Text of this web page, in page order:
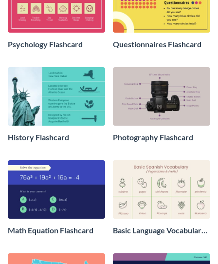
Psychology Flashcard Questionnaires Flashcard
History Flashcard Photography Flashcard
Math Equation Flashcard
Basic Language Vocabulary